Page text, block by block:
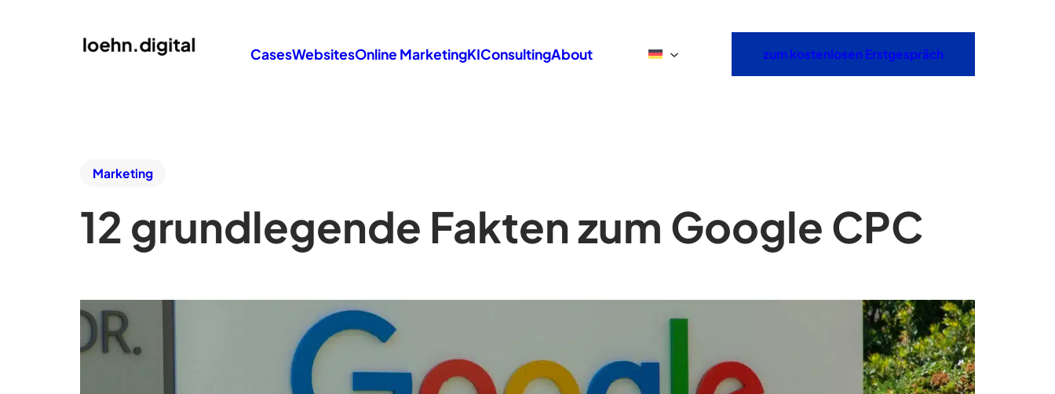
CasesWebsitesOnline MarketingKIConsultingAbout zum kostenlosen Erstgespräch
Marketing
12 grundlegende Fakten zum Google CPC